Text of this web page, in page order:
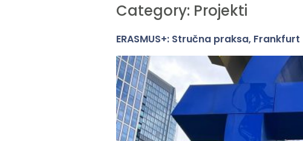
Category: Projekti
ERASMUS+: Stručna praksa, Frankfurt